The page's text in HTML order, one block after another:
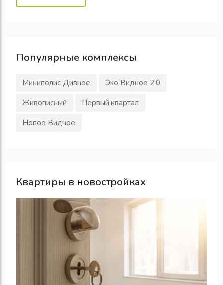
Популярные комплексы
Миниполис Дивное
Эко Видное 2.0
Живописный
Первый квартал
Новое Видное
Квартиры в новостройках